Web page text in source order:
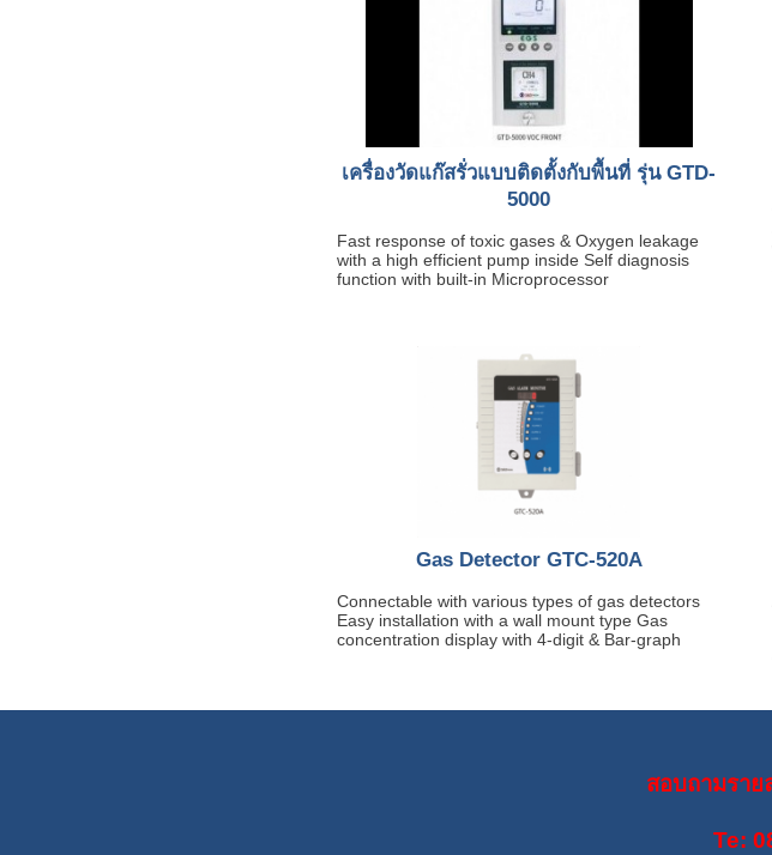
เครื่องวัดแก๊สรั่วแบบติดตั้งกับพื้นที่ รุ่น GTD-
5000
Fast response of toxic gases & Oxygen leakage
with a high efficient pump inside Self diagnosis
function with built-in Microprocessor
Gas Detector GTC-520A
Connectable with various types of gas detectors
Easy installation with a wall mount type Gas
concentration display with 4-digit & Bar-graph
สอบถามราย
Te: